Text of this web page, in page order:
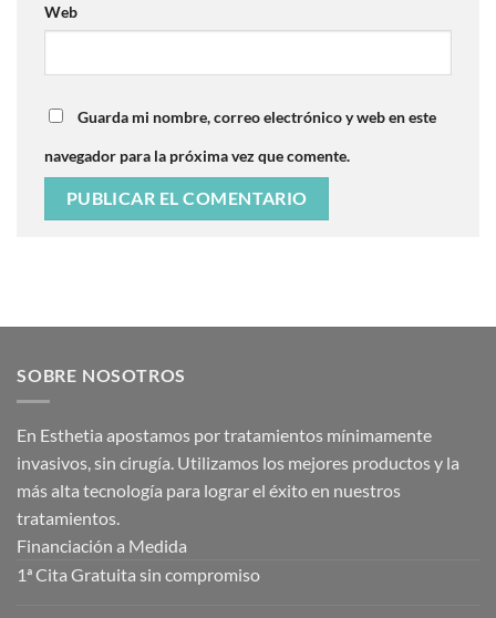
Web
Guarda mi nombre, correo electrónico y web en este
navegador para la próxima vez que comente.
SOBRE NOSOTROS
En Esthetia apostamos por tratamientos mínimamente
invasivos, sin cirugía. Utilizamos los mejores productos y la
más alta tecnología para lograr el éxito en nuestros
tratamientos.
Financiación a Medida
1ª Cita Gratuita sin compromiso